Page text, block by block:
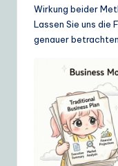
Wirkung beider
Lassen Sie uns die
genauer betrachten.